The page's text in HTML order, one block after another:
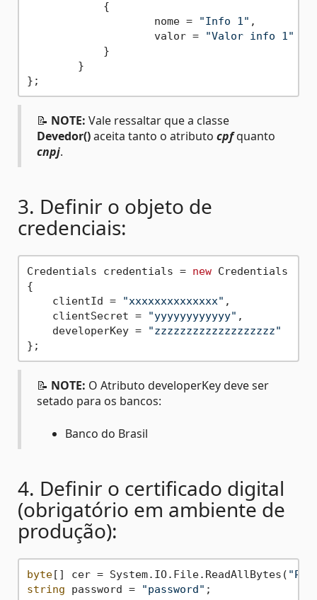
		    nome =
"Info 1" ,
		    valor =
"Valor info 1"
📝 NOTE: Vale ressaltar que a classe
Devedor()aceita tanto o atributo cpfquanto
cnpj.
3. Definir o objeto de
credenciais:
Credentials credentials = new Credentials
{
    clientId =
"xxxxxxxxxxxxxx" ,
    clientSecret =
"yyyyyyyyyyyy" ,
    developerKey =
"zzzzzzzzzzzzzzzzzzz"
📝 NOTE: O Atributo developerKey deve ser
setado para os bancos:
Banco do Brasil
4. Definir o certificado digital
(obrigatório em ambiente de
produção):
byte[] cer = System.IO.File.ReadAllBytes(
string password = "password"